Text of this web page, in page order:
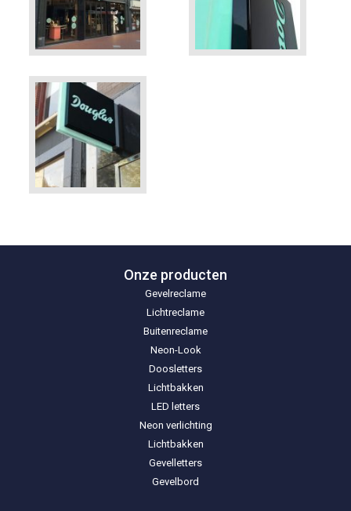
Onze producten
Gevelreclame
Lichtreclame
Buitenreclame
Neon-Look
Doosletters
Lichtbakken
LED letters
Neon verlichting
Lichtbakken
Gevelletters
Gevelbord